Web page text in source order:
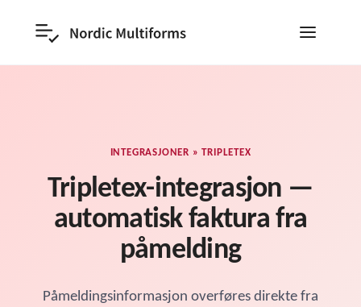
INTEGRASJONER » TRIPLETEX
Tripletex-integrasjon —
automatisk faktura fra
påmelding
Påmeldingsinformasjon overføres direkte fra